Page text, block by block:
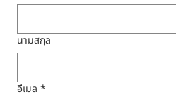
นามสกุล
อีเมล *